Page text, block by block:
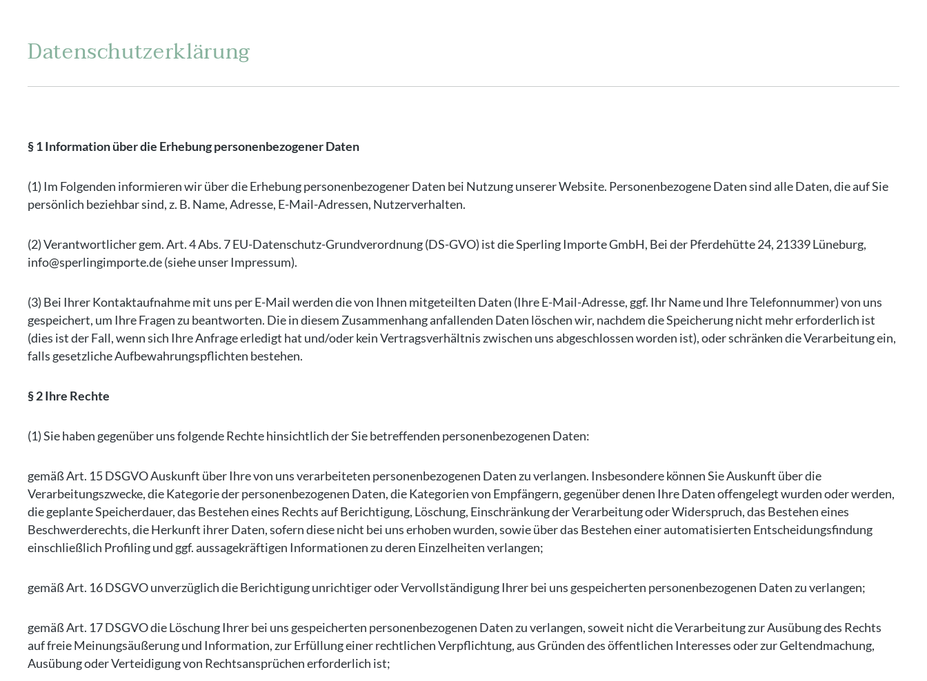
Datenschutzerklärung
§ 1 Information über die Erhebung personenbezogener Daten
(1) Im Folgenden informieren wir über die Erhebung personenbezogener Daten bei Nutzung unserer Website. Personenbezogene Daten sind alle Daten, die auf Sie
persönlich beziehbar sind, z. B. Name, Adresse, E-Mail-Adressen, Nutzerverhalten.
(2) Verantwortlicher gem. Art. 4 Abs. 7 EU-Datenschutz-Grundverordnung (DS-GVO) ist die Sperling Importe GmbH, Bei der Pferdehütte 24, 21339 Lüneburg,
info@sperlingimporte.de (siehe unser Impressum).
(3) Bei Ihrer Kontaktaufnahme mit uns per E-Mail werden die von Ihnen mitgeteilten Daten (Ihre E-Mail-Adresse, ggf. Ihr Name und Ihre Telefonnummer) von uns
gespeichert, um Ihre Fragen zu beantworten. Die in diesem Zusammenhang anfallenden Daten löschen wir, nachdem die Speicherung nicht mehr erforderlich ist
(dies ist der Fall, wenn sich Ihre Anfrage erledigt hat und/oder kein Vertragsverhältnis zwischen uns abgeschlossen worden ist), oder schränken die Verarbeitung ein,
falls gesetzliche Aufbewahrungspflichten bestehen.
§ 2 Ihre Rechte
(1) Sie haben gegenüber uns folgende Rechte hinsichtlich der Sie betreffenden personenbezogenen Daten:
gemäß Art. 15 DSGVO Auskunft über Ihre von uns verarbeiteten personenbezogenen Daten zu verlangen. Insbesondere können Sie Auskunft über die
Verarbeitungszwecke, die Kategorie der personenbezogenen Daten, die Kategorien von Empfängern, gegenüber denen Ihre Daten offengelegt wurden oder werden,
die geplante Speicherdauer, das Bestehen eines Rechts auf Berichtigung, Löschung, Einschränkung der Verarbeitung oder Widerspruch, das Bestehen eines
Beschwerderechts, die Herkunft ihrer Daten, sofern diese nicht bei uns erhoben wurden, sowie über das Bestehen einer automatisierten Entscheidungsfindung
einschließlich Profiling und ggf. aussagekräftigen Informationen zu deren Einzelheiten verlangen;
gemäß Art. 16 DSGVO unverzüglich die Berichtigung unrichtiger oder Vervollständigung Ihrer bei uns gespeicherten personenbezogenen Daten zu verlangen;
gemäß Art. 17 DSGVO die Löschung Ihrer bei uns gespeicherten personenbezogenen Daten zu verlangen, soweit nicht die Verarbeitung zur Ausübung des Rechts
auf freie Meinungsäußerung und Information, zur Erfüllung einer rechtlichen Verpflichtung, aus Gründen des öffentlichen Interesses oder zur Geltendmachung,
Ausübung oder Verteidigung von Rechtsansprüchen erforderlich ist;